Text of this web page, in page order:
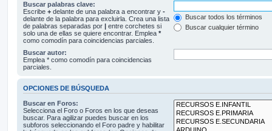
Buscar palabras clave:
Escribe + delante de una palabra a encontrar y -
delante de la palabra para excluirla. Crea una lista
de palabras separadas por | entre corchetes si
solo una de ellas se quiere encontrar. Emplea *
como comodín para coincidencias parciales.
Buscar todos los términos
Buscar cualquier término
Buscar autor:
Emplea * como comodín para coincidencias
parciales.
OPCIONES DE BÚSQUEDA
Buscar en Foros:
Selecciona el Foro o Foros en los que deseas
buscar. Para agilizar puedes buscar en los
subforos seleccionando el Foro padre y habilitar